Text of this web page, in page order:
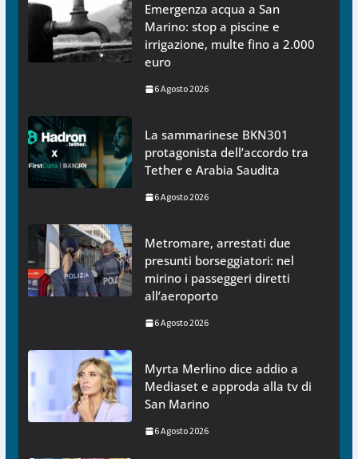
Emergenza acqua a San
Marino: stop a piscine e
irrigazione, multe fino a 2.000
euro
6 Agosto 2026
La sammarinese BKN301
protagonista dell’accordo tra
Tether e Arabia Saudita
6 Agosto 2026
Metromare, arrestati due
presunti borseggiatori: nel
mirino i passeggeri diretti
all’aeroporto
6 Agosto 2026
Myrta Merlino dice addio a
Mediaset e approda alla tv di
San Marino
6 Agosto 2026